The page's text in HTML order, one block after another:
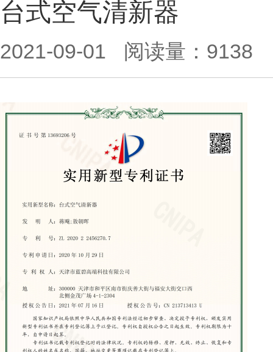
台式空气清新器
2021-09-01 阅读量：9138